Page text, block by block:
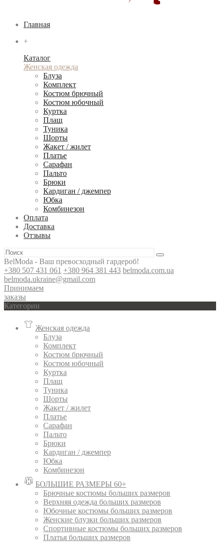
Главная
+
Каталог
Женская одежда
Блуза
Комплект
Костюм брючный
Костюм юбочный
Куртка
Плащ
Туника
Шорты
Жакет / жилет
Платье
Сарафан
Пальто
Брюки
Кардиган / джемпер
Юбка
Комбинезон
Оплата
Доставка
Отзывы
BelModa - Ваш превосходный гардероб!
+380 507 431 061 +380 964 381 443 belmoda.com.ua
belmoda.ukraine@gmail.com
Принимаем
заказы
Категории
Женская одежда
Блуза
Комплект
Костюм брючный
Костюм юбочный
Куртка
Плащ
Туника
Шорты
Жакет / жилет
Платье
Сарафан
Пальто
Брюки
Кардиган / джемпер
Юбка
Комбинезон
БОЛЬШИЕ РАЗМЕРЫ 60+
Брючные костюмы больших размеров
Верхняя одежда больших размеров
Юбочные костюмы больших размеров
Женские блузки больших размеров
Спортивные костюмы больших размеров
Платья больших размеров